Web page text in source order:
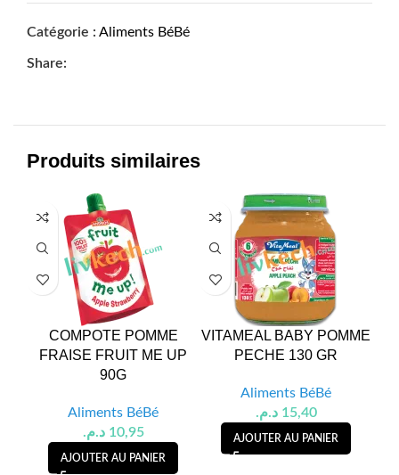
Catégorie : Aliments BéBé
Share:
Produits similaires
COMPOTE POMME
FRAISE FRUIT ME UP
90G
Aliments BéBé
10,95 د.م.
AJOUTER AU PANIER
VITAMEAL BABY POMME
PECHE 130 GR
Aliments BéBé
15,40 د.م.
AJOUTER AU PANIER